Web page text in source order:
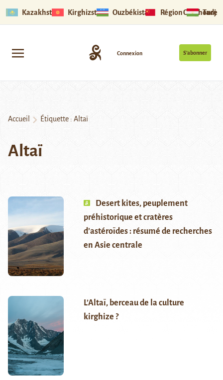
Kazakhstan Kirghizstan Ouzbékistan Région Ouïghoure
S’abonner
Connexion
Accueil Étiquette : Altaï
Altaï
Desert kites, peuplement
préhistorique et cratères
d’astéroïdes : résumé de recherches
en Asie centrale
L’Altaï, berceau de la culture
kirghize ?